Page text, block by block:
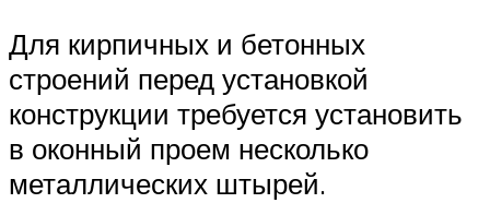
Для кирпичных и бетонных
строений перед установкой
конструкции требуется установить
в оконный проем несколько
металлических штырей.